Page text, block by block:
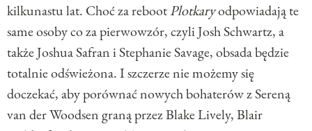
kilkunastu lat. Choć za rebootPlotkaryodpowiadają te
same osoby co za pierwowzór, czyli Josh Schwartz, a
także Joshua Safran i Stephanie Savage, obsada będzie
totalnie odświeżona. I szczerze nie możemy się
doczekać, aby porównać nowych bohaterów z Sereną
van der Woodsen graną przez Blake Lively, Blair